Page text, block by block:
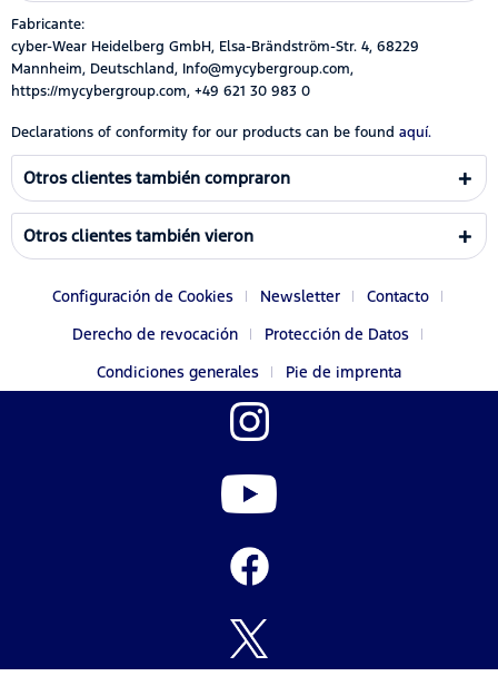
Fabricante:
cyber-Wear Heidelberg GmbH, Elsa-Brändström-Str. 4, 68229
Mannheim, Deutschland, Info@mycybergroup.com,
https://mycybergroup.com, +49 621 30 983 0
Declarations of conformity for our products can be found aquí.
Otros clientes también compraron
Otros clientes también vieron
Configuración de Cookies Newsletter
Contacto
Derecho de revocación
Protección de Datos
Condiciones generales
Pie de imprenta